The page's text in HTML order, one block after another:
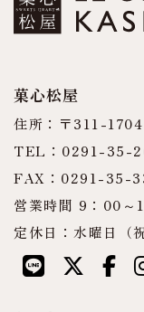
菓心松屋
住所：〒311-
TEL：0291-35-
FAX：0291-35-
営業時間 9：00～
定休日：水曜日（